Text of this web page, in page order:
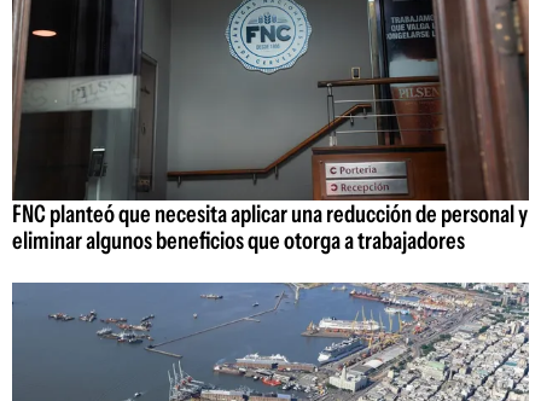
FNC planteó que necesita aplicar una reducción de personal y
eliminar algunos beneficios que otorga a trabajadores